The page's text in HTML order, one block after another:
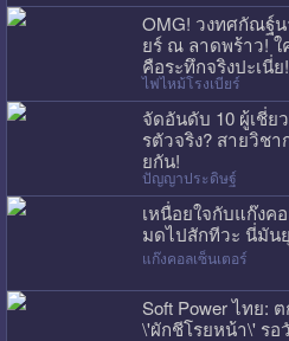
OMG! วงทศกัณฐ์
ยร์ ณ ลาดพร้าว! ใ
คือระทึกจริงปะเนี่ย
ไฟไหม้โรงเบียร์
จัดอันดับ 10 ผู้เชี่ย
รตัวจริง? สายวิช
ยกัน!
ปัญญาประดิษฐ์
เหนื่อยใจกับแก๊งค
มดไปสักทีวะ นี่มัน
แก๊งคอลเซ็นเตอร์
Soft Power ไทย:
\'ผักชีโรยหน้า\' รอ